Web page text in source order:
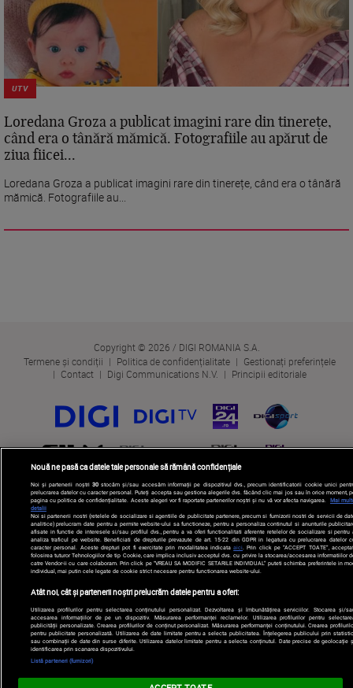
UTV
Loredana Groza a publicat imagini rare din tinerețe,
când era o tânără mămică. Fotografiile au apărut de
ziua fiicei...
Loredana Groza a publicat imagini rare din tinerețe, când era o tânără
mămică. Fotografiile au...
Copyright © 2026 / DIGI ROMANIA S.A.
Termene și condiții
Politica de confidențialitate
Gestionați preferințele
Contact
Digi Communications N.V. Principii editoriale
Nouă ne pasă ca datele tale personale să rămână confidențiale
Noi și partenerii noștri 30stocăm și/sau accesăm informații pe dispozitivul dvs., precum identificatorii cookie unici
prelucrarea datelor cu caracter personal. Puteți accepta sau gestiona alegerile dvs. făcând clic mai jos sau în orice moment,
pagina cu politica de confidențialitate. Aceste alegeri vor fi raportate partenerilor noștri și nu vă vor afecta navigarea.
Mai
detalii
Noi si partenerii nostri (retelele de socializare si agentiile de publicitate partenere, precum si furnizorii nostri de servicii de
analitice) prelucram date pentru a permite website-ului sa functioneze, pentru a personaliza continutul si anunturile
afisate in functie de interesele si/sau profilul dvs., pentru a va oferi functionalitati aferente retelelor de socializare si pentru
analiza traficul pe website. Beneficiati de drepturile prevazute de art. 15-22 din GDPR in legatura cu prelucrarea datelor
caracter personal. Aceste drepturi pot fi exercitate prin modalitatea indicataaici . Prin click pe “ACCEPT TOATE”,
folosirea tuturor Tehnologiilor de tip Cookie, care implica inclusiv acceptul dvs. cu privire la stocarea/accesarea informatiilor
catre Vendor-ii cu care colaboram. Prin click pe “VREAU SA MODIFIC SETARILE INDIVIDUAL” puteti schimba preferintele in
individual, mai putin cele legate de cookie strict necesare pentru functionarea website-ului.
Atât noi, cât și partenerii noștri prelucrăm datele pentru a oferi:
Utilizarea profilurilor pentru selectarea conținutului personalizat. Dezvoltarea și îmbunătățirea serviciilor. Stocarea și/
accesarea informațiilor de pe un dispozitiv. Măsurarea performanței reclamelor. Utilizarea profilurilor pentru
publicității personalizate. Crearea profilurilor de conținut personalizat. Măsurarea performanței conținutului. Crearea
pentru publicitate personalizată. Utilizarea de date limitate pentru a selecta publicitatea. Înțelegerea publicului prin
sau combinații de date din surse diferite. Utilizarea datelor limitate pentru a selecta conținutul. Date precise de geolocație
identificarea prin scanarea dispozitivului.
Listă parteneri (furnizori)